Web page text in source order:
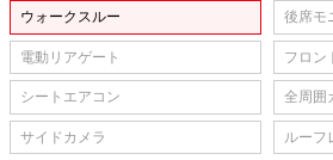
ウォークスルー 後席モ
電動リアゲート フロン
シートエアコン 全周囲
サイドカメラ ルーフ